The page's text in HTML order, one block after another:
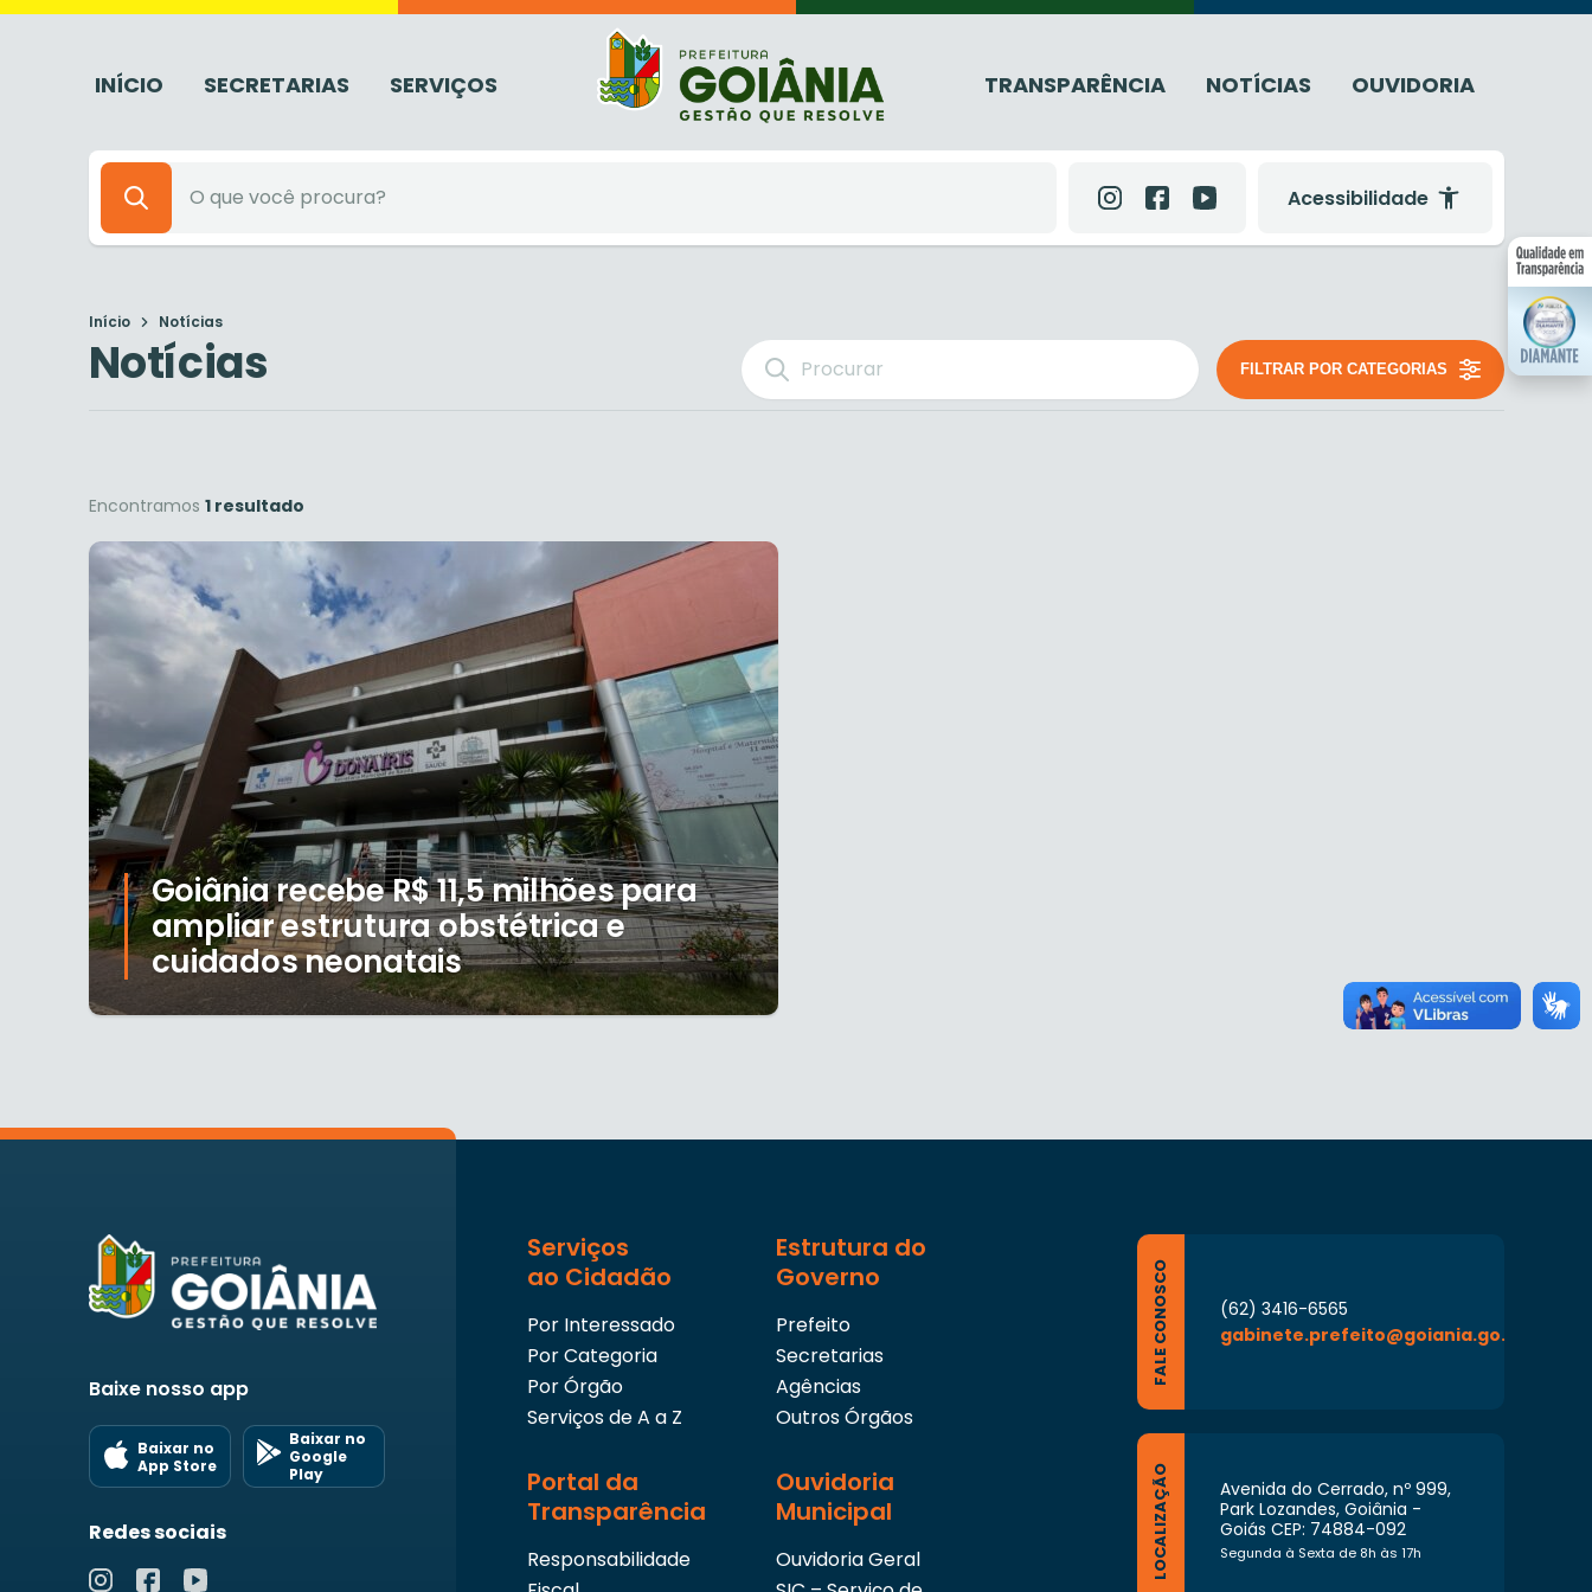
INÍCIO SECRETARIAS SERVIÇOS TRANSPARÊNCIA NOTÍCIAS OUVIDORIA
Acessibilidade
Início Notícias
Notícias FILTRAR POR CATEGORIAS
Encontramos 1 resultado
Goiânia recebe R$ 11,5 milhões para
ampliar estrutura obstétrica e
cuidados neonatais
Baixe nosso app
Baixar no
App Store
Baixar no
Google
Play
Redes sociais
Serviços
ao Cidadão
Por Interessado
Por Categoria
Por Órgão
Serviços de A a Z
Estrutura do
Governo
Prefeito
Secretarias
Agências
Outros Órgãos
Portal da
Transparência
Responsabilidade
Ouvidoria
Municipal
Ouvidoria Geral
FALE CONOSCO
(62) 3416-6565
gabinete.prefeito@goiania.go.gov.br
LOCALIZAÇÃO
Avenida do Cerrado, nº 999,
Park Lozandes, Goiânia -
Goiás CEP: 74884-092
Segunda à Sexta de 8h às 17h